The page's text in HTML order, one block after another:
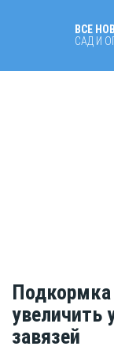
ВСЕ
САД И
увеличить
завязей